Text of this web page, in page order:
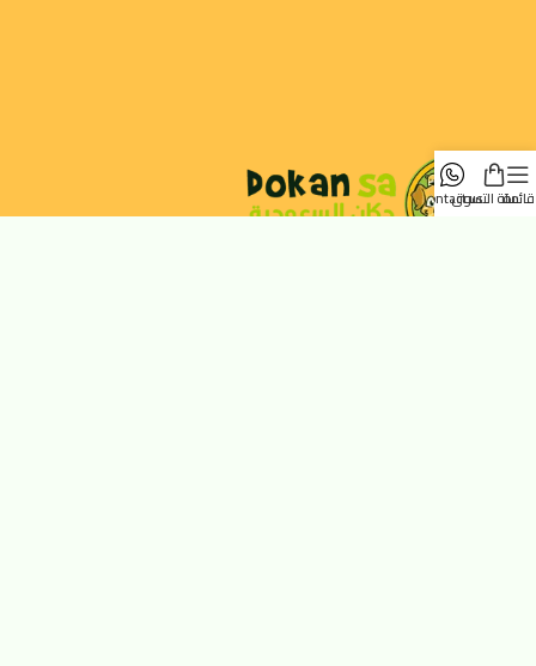
قائمةسلة التسوقcontact us